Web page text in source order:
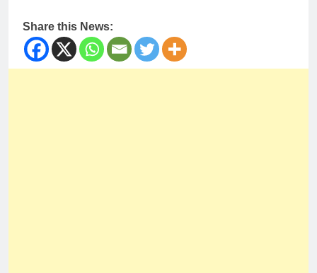
Share this News: